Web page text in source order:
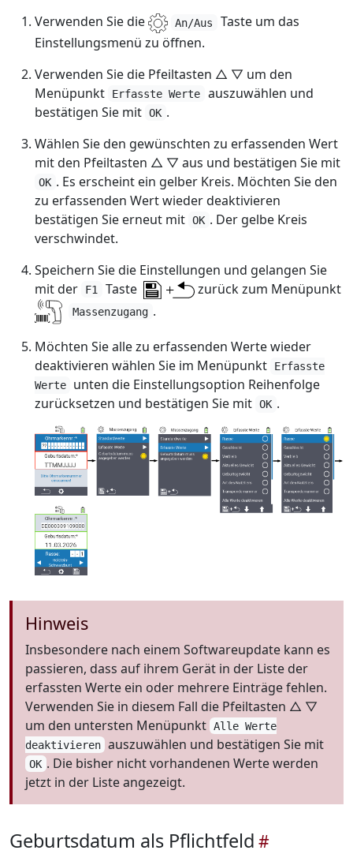
Verwenden Sie die
An/Aus
Taste um das
Einstellungsmenü zu öffnen.
Verwenden Sie die Pfeiltasten △ ▽ um den
Menüpunkt
Erfasste Werte
auszuwählen und
bestätigen Sie mit OK .
Wählen Sie den gewünschten zu erfassenden Wert
mit den Pfeiltasten △ ▽ aus und bestätigen Sie mit
OK . Es erscheint ein gelber Kreis. Möchten Sie den
zu erfassenden Wert wieder deaktivieren
bestätigen Sie erneut mit OK . Der gelbe Kreis
verschwindet.
Speichern Sie die Einstellungen und gelangen Sie
mit der
F1 Taste zurück zum Menüpunkt
Massenzugang .
Möchten Sie alle zu erfassenden Werte wieder
deaktivieren wählen Sie im Menüpunkt
Erfasste
Werte
unten die Einstellungsoption Reihenfolge
zurücksetzen und bestätigen Sie mit OK .
Hinweis
Insbesondere nach einem Softwareupdate kann es
passieren, dass auf ihrem Gerät in der Liste der
erfassten Werte ein oder mehrere Einträge fehlen.
Verwenden Sie in diesem Fall die Pfeiltasten △ ▽
um den untersten Menüpunkt Alle Werte
deaktivieren auszuwählen und bestätigen Sie mit
OK . Die bisher nicht vorhandenen Werte werden
jetzt in der Liste angezeigt.
Geburtsdatum als Pflichtfeld